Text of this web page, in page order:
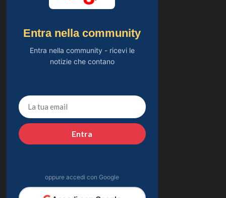
Entra nella community
Entra nella community - ricevi le
notizie che contano
Entra
oppure accedi con Google